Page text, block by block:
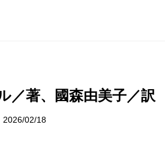
／著、國森由美子／訳
02/18